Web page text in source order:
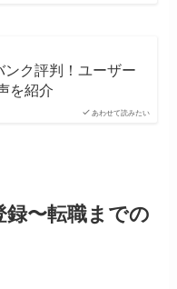
あわせて読みたい
ンク評判！ユーザー
を紹介
〜転職までの